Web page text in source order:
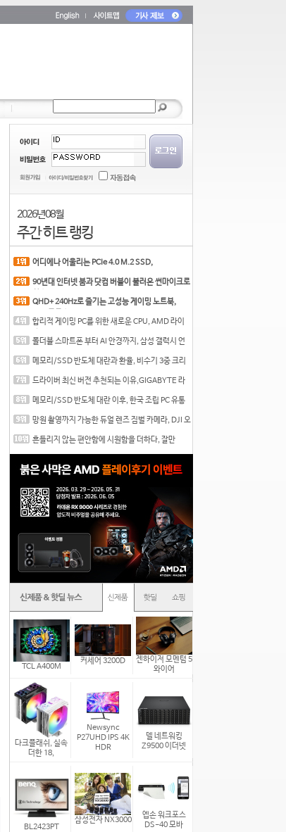
2026년 08월
주간 히트 랭킹
어디에나 어울리는 PCIe 4.0 M.2 SSD,
90년대 인터넷 붐과 닷컴 버블이 불러온 썬마이크로
QHD+ 240Hz로 즐기는 고성능 게이밍 노트북,
합리적 게이밍 PC를 위한 새로운 CPU, AMD 라이
폴더블 스마트폰 부터 AI 안경까지, 삼성 갤럭시 언
메모리/SSD 반도체 대란과 환율, 비수기 3중 크리
드라이버 최신 버전 추천되는 이유,GIGABYTE 라
메모리/SSD 반도체 대란 이후, 한국 조립 PC 유통
망원 촬영까지 가능한 듀얼 렌즈 짐벌 카메라, DJI 오
흔들리지 않는 편안함에 시원함을 더하다, 잘만
TCL A400M
커세어 3200D
젠하이저 모멘텀 5
와이어
다크플래쉬, 실속
더한 18,
Newsync
P27UHD IPS 4K
HDR
델 네트워킹
Z9500 이더넷
BL2423PT
삼성전자 NX3000
엡손 워크포스
DS-40 모바